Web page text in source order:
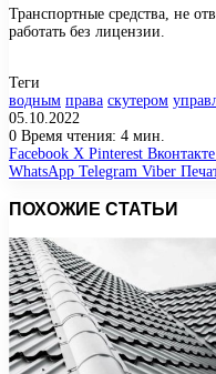
Транспортные средства, не
работать без лицензии.
Теги
водным права скутером
05.10.2022
0 Время чтения: 4 мин.
Facebook X Pinterest Вконтакте
WhatsApp Telegram Viber
ПОХОЖИЕ СТАТЬИ